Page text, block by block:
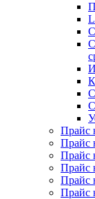
Прайс
Прайс
Прайс
Прайс
Прайс
Прайс